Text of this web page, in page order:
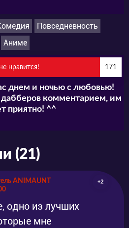
Повседневность
Аниме
нравится! 171
днем и ночью с любовью!
комментарием, им
приятно! ^^
(21)
ANIMAUNT
+2
одно из лучших
мне